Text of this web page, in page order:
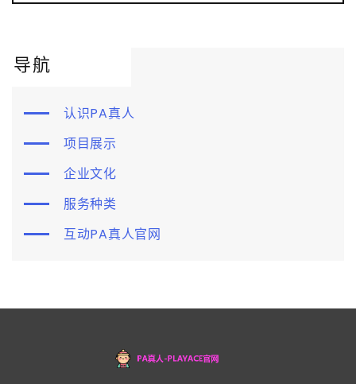
导航
认识PA真人
项目展示
企业文化
服务种类
互动PA真人官网